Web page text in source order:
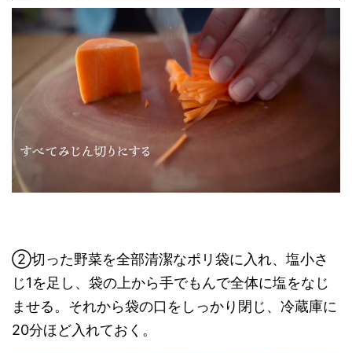
②切った野菜を全部清潔なポリ袋に入れ、塩小さ
じ1を足し、袋の上から手でもんで全体に塩をなじ
ませる。それから袋の口をしっかり閉じ、冷蔵庫に
20分ほど入れておく。